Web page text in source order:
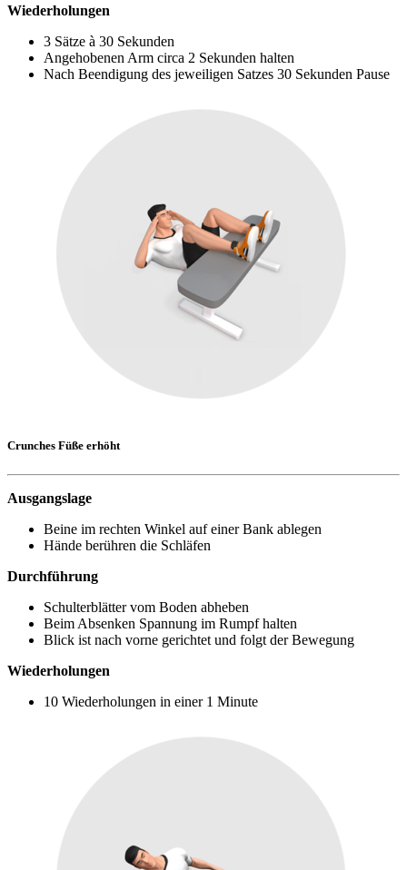
Wiederholungen
3 Sätze à 30 Sekunden
Angehobenen Arm circa 2 Sekunden halten
Nach Beendigung des jeweiligen Satzes 30 Sekunden Pause
Crunches Füße erhöht
Ausgangslage
Beine im rechten Winkel auf einer Bank ablegen
Hände berühren die Schläfen
Durchführung
Schulterblätter vom Boden abheben
Beim Absenken Spannung im Rumpf halten
Blick ist nach vorne gerichtet und folgt der Bewegung
Wiederholungen
10 Wiederholungen in einer 1 Minute